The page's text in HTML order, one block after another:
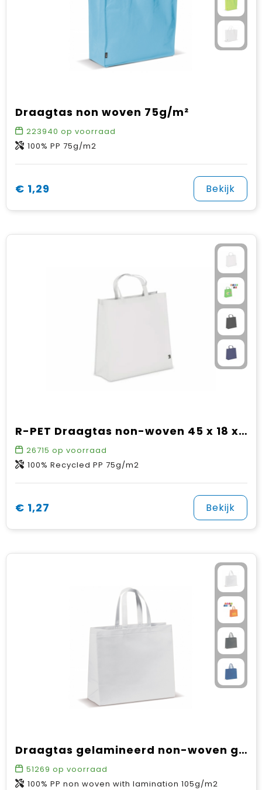
Draagtas non woven 75g/m²
223940 op voorraad
100% PP 75g/m2
€ 1,29 Bekijk
R-PET Draagtas non-woven 45 x 18 x 45cm 75g/m²
26715 op voorraad
100% Recycled PP 75g/m2
€ 1,27 Bekijk
Draagtas gelamineerd non-woven groot 105g/m²
51269 op voorraad
100% PP non woven with lamination 105g/m2